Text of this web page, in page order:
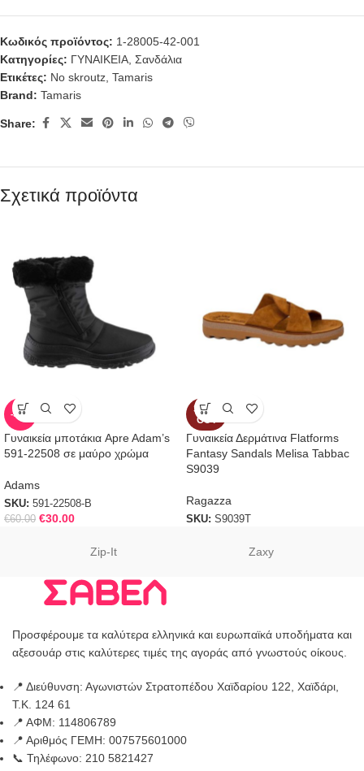
Κωδικός προϊόντος: 1-28005-42-001
Κατηγορίες: ΓΥΝΑΙΚΕΙΑ Σανδάλια
Ετικέτες: No skroutz Tamaris
Brand: Tamaris
Share:
Σχετικά προϊόντα
-50%
Γυναικεία μποτάκια Apre Adam’s
591-22508 σε μαύρο χρώμα
Adams
SKU: 591-22508-B
€60.00 €30.00
SOLD
OUT
Γυναικεία Δερμάτινα Flatforms
Fantasy Sandals Melisa Tabbac
S9039
Ragazza
SKU: S9039T
Zip-It Zaxy
Προσφέρουμε τα καλύτερα ελληνικά και ευρωπαϊκά υποδήματα και
αξεσουάρ στις καλύτερες τιμές της αγοράς από γνωστούς οίκους.
📍 Διεύθυνση: Αγωνιστών Στρατοπέδου Χαϊδαρίου 122, Χαϊδάρι,
Τ.Κ. 124 61
📍 ΑΦΜ: 114806789
📍 Αριθμός ΓΕΜΗ: 007575601000
📞 Τηλέφωνο: 210 5821427